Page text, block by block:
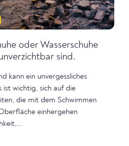
oder Wasserschuhe
sind.
kann ein unvergessliches
ist wichtig, sich auf die
die mit dem Schwimmen
einhergehen